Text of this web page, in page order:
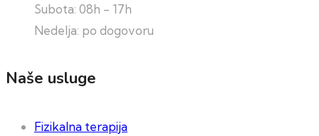
Subota: 08h - 17h
Nedelja: po dogovoru
Naše usluge
Fizikalna terapija